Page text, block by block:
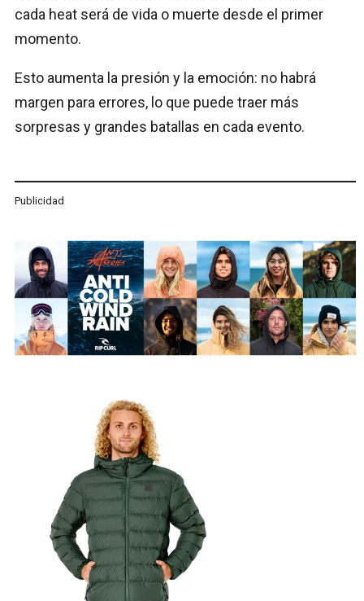
cada heat será de vida o muerte desde el primer
momento.
Esto aumenta la presión y la emoción: no habrá
margen para errores, lo que puede traer más
sorpresas y grandes batallas en cada evento.
Publicidad